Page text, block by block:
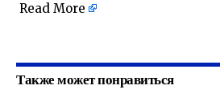
Read More
Также может понравиться